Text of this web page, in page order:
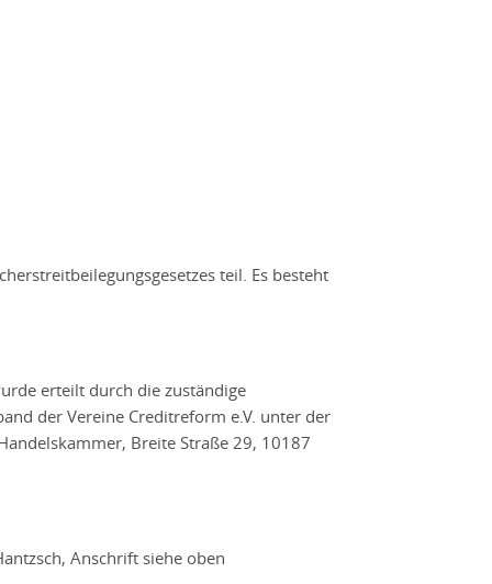
teil. Es besteht
erteilt durch die zuständige
der Vereine Creditreform e.V. unter der
Breite Straße 29, 10187
Anschrift siehe oben